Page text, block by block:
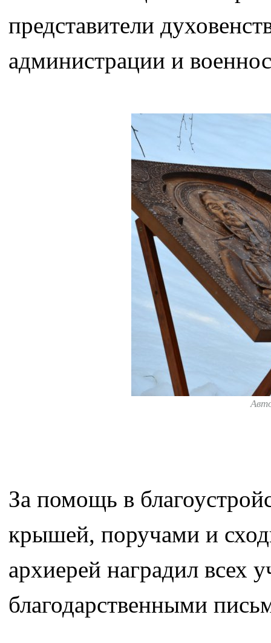
представители
администрации и
За помощь в
крышей, поручами и
архиерей наградил всех
благодарственными